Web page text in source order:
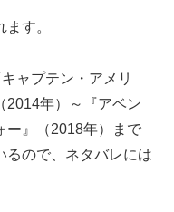
す。
ャプテン・アメリ
年）～『アベン
』（2018年）まで
るので、ネタバレには